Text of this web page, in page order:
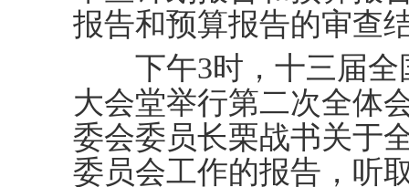
报告和预算报告的审查
下午3时，十三届全
大会堂举行第二次全体
委会委员长栗战书关于
委员会工作的报告，听